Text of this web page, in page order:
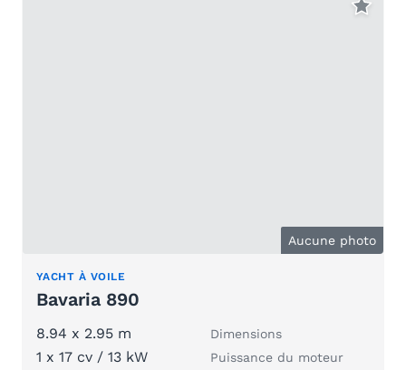
Aucune photo
YACHT À VOILE
Bavaria 890
8.94 x 2.95 m Dimensions
1 x 17 cv / 13 kW Puissance du moteur